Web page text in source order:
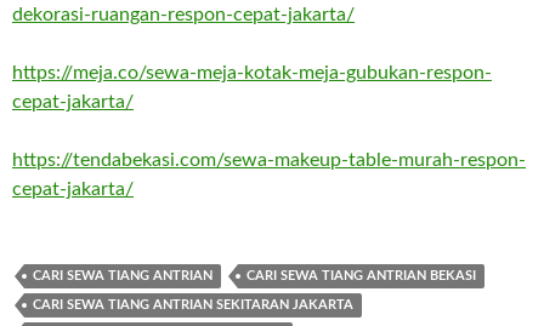
dekorasi-ruangan-respon-cepat-jakarta/
https://meja.co/sewa-meja-kotak-meja-gubukan-respon-
cepat-jakarta/
https://tendabekasi.com/sewa-makeup-table-murah-respon-
cepat-jakarta/
CARI SEWA TIANG ANTRIAN CARI SEWA TIANG ANTRIAN BEKASI
CARI SEWA TIANG ANTRIAN SEKITARAN JAKARTA